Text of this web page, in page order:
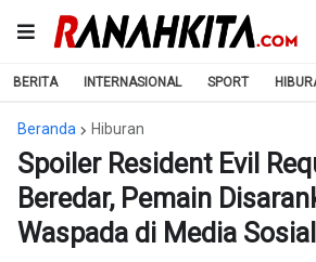
BERITA INTERNASIONAL SPORT
Beranda Hiburan
Spoiler Resident Evil
Beredar, Pemain
Waspada di Media Sosial